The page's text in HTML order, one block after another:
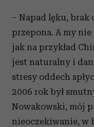
– Napad lęku, brak
przepona. A my
jak na przykład
jest naturalny i
stresy oddech
2006 rok był
Nowakowski, mój
nieoczekiwanie, w